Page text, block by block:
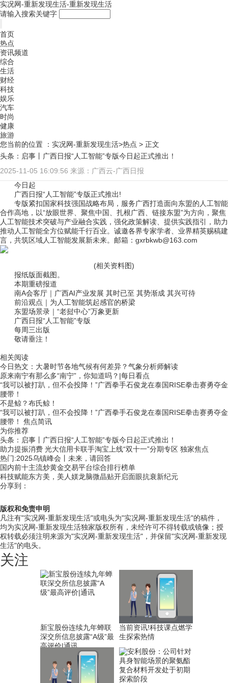
实况网-重新发现生活-重新发现生活
请输入搜索关键字
首页
热点
资讯频道
综合
生活
财经
科技
娱乐
汽车
时尚
健康
旅游
您当前的位置 ： 实况网-重新发现生活>热点 > 正文
头条：启事丨广西日报“人工智能”专版今日起正式推出！
2025-11-05 16:09:56 来源：广西云-广西日报
今日起
广西日报“人工智能”专版正式推出!
专版紧扣国家科技强国战略布局，服务广西打造面向东盟的人工智能
合作高地，以“放眼世界、聚焦中国、扎根广西、链接东盟”为方向，聚焦
人工智能技术突破与产业融合实践，强化政策解读、提供实践指引，助力
推动人工智能全方位赋能千行百业。诚邀各界专家学者、业界精英赐稿建
言，共筑区域人工智能发展新未来。邮箱：gxrbkwb@163.com
(相关资料图)
报纸版面截图。
本期重磅报道
南A会客厅｜广西AI产业发展 其时已至 其势渐成 其兴可待
前沿观点｜为人工智能筑起感官的桥梁
东盟场景录｜“老挝中心”万象更新
广西日报“人工智能”专版
每周三出版
敬请垂注！
相关阅读
今日热文：大暑时节各地气候有何差异？气象分析师解读
原来南宁有那么多“南宁”，你知道吗？|每日看点
“我可以被打趴，但不会投降！”广西拳手石俊龙在泰国RISE拳击赛勇夺金
腰带！
不是鲸？布氏鲸！
“我可以被打趴，但不会投降！”广西拳手石俊龙在泰国RISE拳击赛勇夺金
腰带！ 焦点简讯
为你推荐
头条：启事丨广西日报“人工智能”专版今日起正式推出！
助力提振消费 光大信用卡联手淘宝上线“双十一”分期专区 独家焦点
热门:2025乌镇峰会丨未来，请回答
国内前十主流炒黄金交易平台综合排行榜单
科技赋能东方美，美人媄龙脑微晶贴开启面眼抗衰新纪元
分享到：
版权和免责申明
凡注有"实况网-重新发现生活"或电头为"实况网-重新发现生活"的稿件，
均为实况网-重新发现生活独家版权所有，未经许可不得转载或镜像；授
权转载必须注明来源为"实况网-重新发现生活"，并保留"实况网-重新发现
生活"的电头。
关注
新宝股份连续九年蝉联
深交所信息披露“A级”最
高评价|通讯
当前资讯!科技课点燃学
生探索热情